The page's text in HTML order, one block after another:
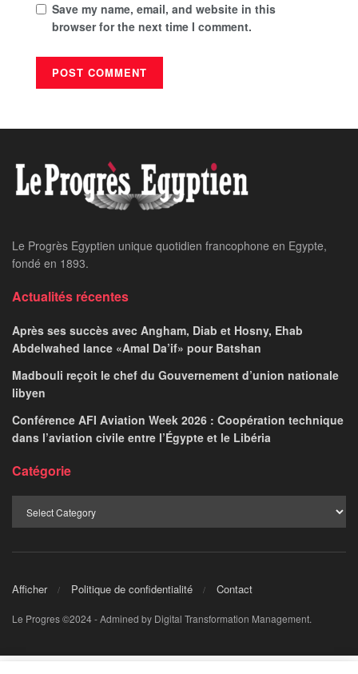
Save my name, email, and website in this
browser for the next time I comment.
Le Progrès Egyptien unique quotidien francophone en Egypte,
fondé en 1893.
Actualités récentes
Après ses succès avec Angham, Diab et Hosny, Ehab
Abdelwahed lance «Amal Da’if» pour Batshan
Madbouli reçoit le chef du Gouvernement d’union nationale
libyen
Conférence AFI Aviation Week 2026 : Coopération technique
dans l’aviation civile entre l’Égypte et le Libéria
Catégorie
Afficher Politique de confidentialité Contact
Le Progres ©2024 - Admined by Digital Transformation Management.